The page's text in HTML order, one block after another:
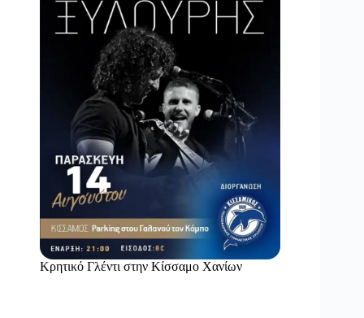
Κρητικό Γλέντι στην Κίσσαμο Χανίων